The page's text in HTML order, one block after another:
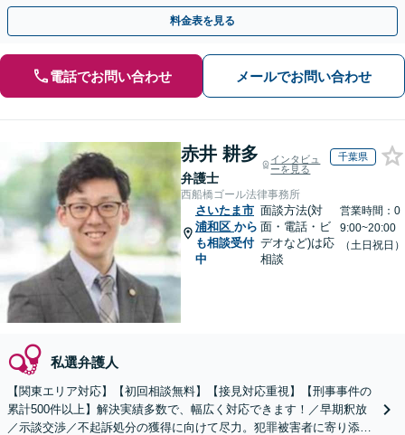
動を行います。
料金表を見る
電話でお問い合わせ メールでお問い合わせ
赤井 耕多
弁護士
インタビュ
ーを見る
千葉県
西船橋ゴール法律事務所
さいたま市
浦和区 から
も相談受付
中
面談方法(対
面・電話・ビ
デオなど)は応
相談
営業時間：0
9:00~20:00
（土日祝日）
私選弁護人
【関東エリア対応】【初回相談無料】【接見対応重視】【刑事事件の
累計500件以上】解決実績多数で、幅広く対応できます！／早期釈放
／示談交渉／不起訴処分の獲得に向けて尽力。犯罪被害者に寄り添っ